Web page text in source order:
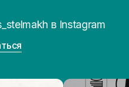
в Instagram